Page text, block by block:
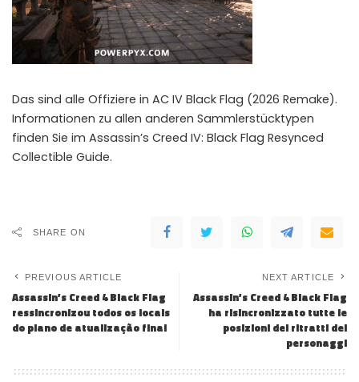
Das sind alle Offiziere in AC IV Black Flag (2026 Remake).
Informationen zu allen anderen Sammlerstücktypen
finden Sie im Assassin’s Creed IV: Black Flag Resynced
Collectible Guide.
SHARE ON
PREVIOUS ARTICLE
Assassin’s Creed 4 Black Flag
ressincronizou todos os locais
do plano de atualização final
NEXT ARTICLE
Assassin’s Creed 4 Black Flag
ha risincronizzato tutte le
posizioni dei ritratti dei
personaggi